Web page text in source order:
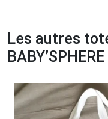
Les autres
BABY’SPHERE